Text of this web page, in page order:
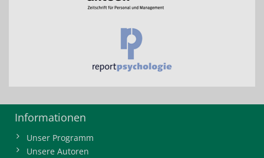
Informationen
Unser Programm
Unsere Autoren